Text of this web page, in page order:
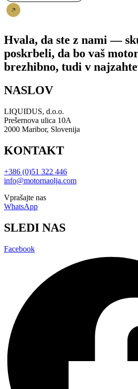
Hvala, da ste z nami —
poskrbeli, da bo vaš
brezhibno, tudi v
NASLOV
LIQUIDUS, d.o.o.
Prešernova ulica 10A
2000 Maribor, Slovenija
KONTAKT
+386 (0)51 322 446
info@motornaolja.com
Vprašajte nas
WhatsApp
SLEDI NAS
Facebook